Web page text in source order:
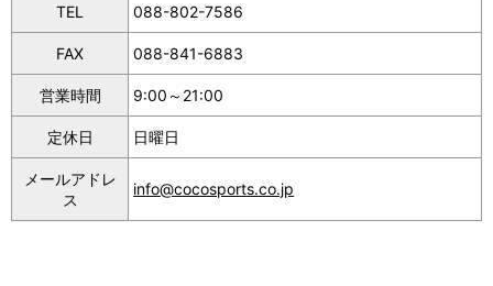
TEL 088-802-7586
FAX 088-841-6883
営業時間 9:00～21:00
定休日 日曜日
メールアドレ
ス
info@cocosports.co.jp